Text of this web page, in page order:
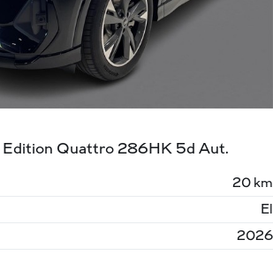
Quattro 286HK 5d Aut.
20 km
El
2026